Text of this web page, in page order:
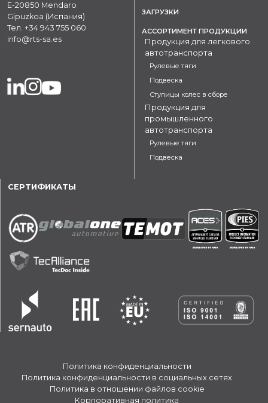
E-20850 Mendaro
Gipuzkoa (Испания)
Тел. +34 943 755 060
info@rts-sa.es
ЗАГРУЗКИ
АССОРТИМЕНТ ПРОДУКЦИИ
Продукция для легкового
автотранспорта
Рулевые тяги
Подвеска
Ступицы колес в сборе
Продукция для
промышленного
автотранспорта
Рулевые тяги
Подвеска
СЕРТИФИКАТЫ
Политика конфиденциальности
Политика конфиденциальности в социальных сетях
Политика в отношении файлов cookie
Корпоративная политика